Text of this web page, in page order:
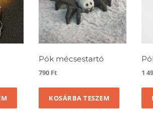
Pók mécsestartó
790 Ft
KOSÁRBA TESZEM
1